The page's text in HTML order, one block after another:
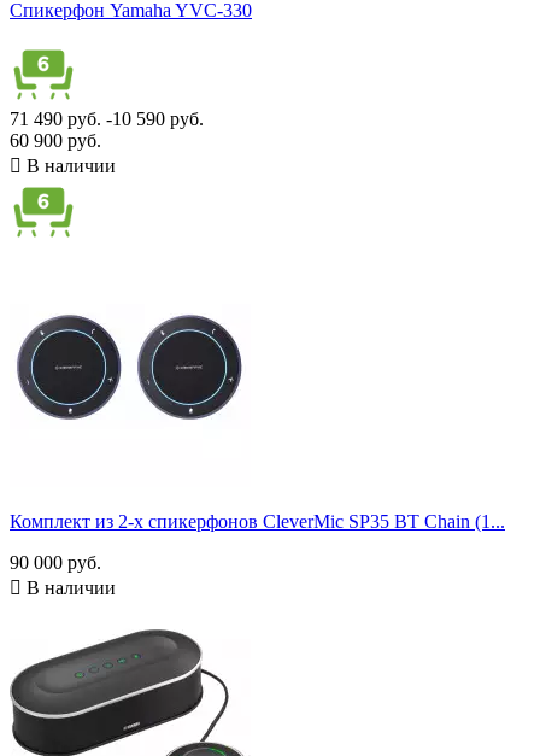
Спикерфон Yamaha YVC-330
71 490 руб. -10 590 руб.
60 900 руб.
 В наличии
Комплект из 2-х спикерфонов CleverMic SP35 BT Chain (1...
90 000 руб.
 В наличии